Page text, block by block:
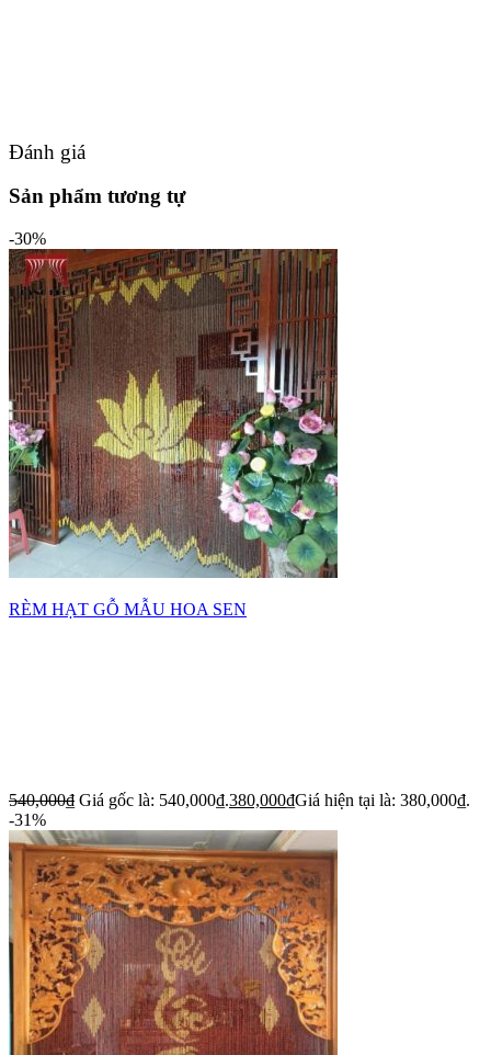
Đánh giá
Sản phẩm tương tự
-30%
RÈM HẠT GỖ MẪU HOA SEN
540,000₫ Giá gốc là: 540,000₫.380,000₫Giá hiện tại là: 380,000₫.
-31%